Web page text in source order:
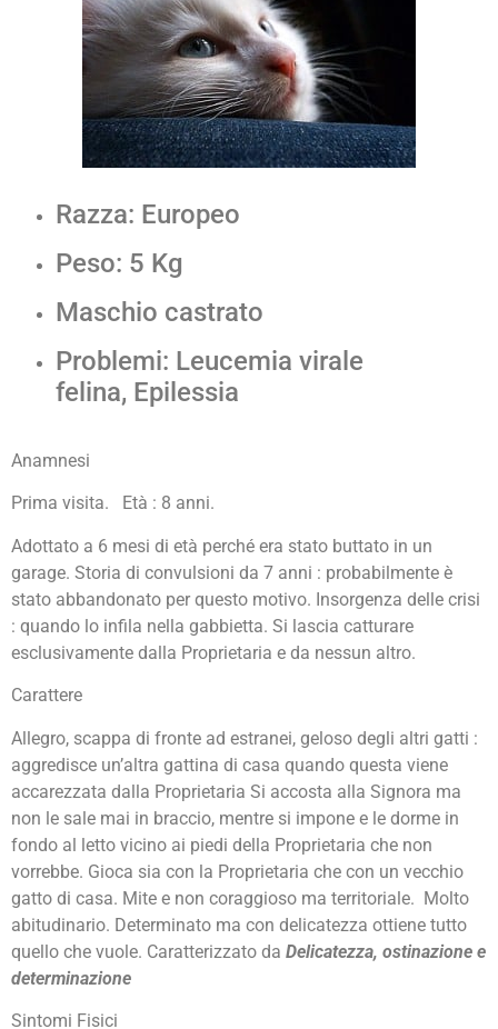
Razza: Europeo
Peso: 5 Kg
Maschio castrato
Problemi: Leucemia virale
felina, Epilessia
Anamnesi
Prima visita. Età : 8 anni.
Adottato a 6 mesi di età perché era stato buttato in un
garage. Storia di convulsioni da 7 anni : probabilmente è
stato abbandonato per questo motivo. Insorgenza delle crisi
: quando lo infila nella gabbietta. Si lascia catturare
esclusivamente dalla Proprietaria e da nessun altro.
Carattere
Allegro, scappa di fronte ad estranei, geloso degli altri gatti :
aggredisce un’altra gattina di casa quando questa viene
accarezzata dalla Proprietaria Si accosta alla Signora ma
non le sale mai in braccio, mentre si impone e le dorme in
fondo al letto vicino ai piedi della Proprietaria che non
vorrebbe. Gioca sia con la Proprietaria che con un vecchio
gatto di casa. Mite e non coraggioso ma territoriale. Molto
abitudinario. Determinato ma con delicatezza ottiene tutto
quello che vuole. Caratterizzato da Delicatezza, ostinazione e
determinazione
Sintomi Fisici